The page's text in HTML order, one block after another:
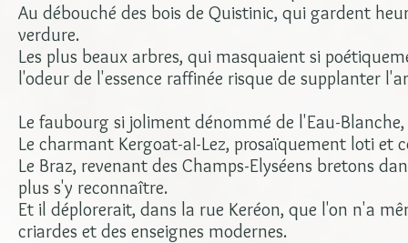
Au débouché des bois de Quistinic, qui gardent
verdure.
Les plus beaux arbres, qui masquaient si
l'odeur de l'essence raffinée risque de supplanter
Le faubourg si joliment dénommé de l'Eau-
Le charmant Kergoat-aI-Lez, prosaïquement loti et
Le Braz, revenant des Champs-Elyséens bretons
plus s'y reconnaître.
Et il déplorerait, dans la rue Keréon, que l'on n'a
criardes et des enseignes modernes.